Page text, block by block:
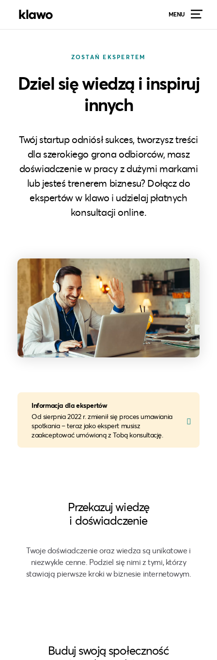
MENU
ZOSTAŃ EKSPERTEM
Dziel się wiedzą i inspiruj
innych
Twój startup odniósł sukces, tworzysz treści
dla szerokiego grona odbiorców, masz
doświadczenie w pracy z dużymi markami
lub jesteś trenerem biznesu? Dołącz do
ekspertów w klawo i udzielaj płatnych
konsultacji online.
Informacja dla ekspertów
Od sierpnia 2022 r. zmienił się proces umawiania
spotkania – teraz jako ekspert musisz
zaakceptować umówioną z Tobą konsultację.
Przekazuj wiedzę
i doświadczenie
Twoje doświadczenie oraz wiedza są unikatowe i
niezwykle cenne. Podziel się nimi z tymi, którzy
stawiają pierwsze kroki w biznesie internetowym.
Buduj swoją społeczność